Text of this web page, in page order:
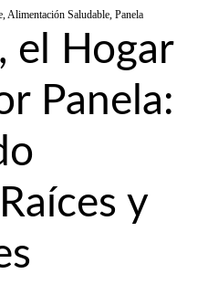
,Alimentación Saludable, Panela
el Hogar
Panela:
y